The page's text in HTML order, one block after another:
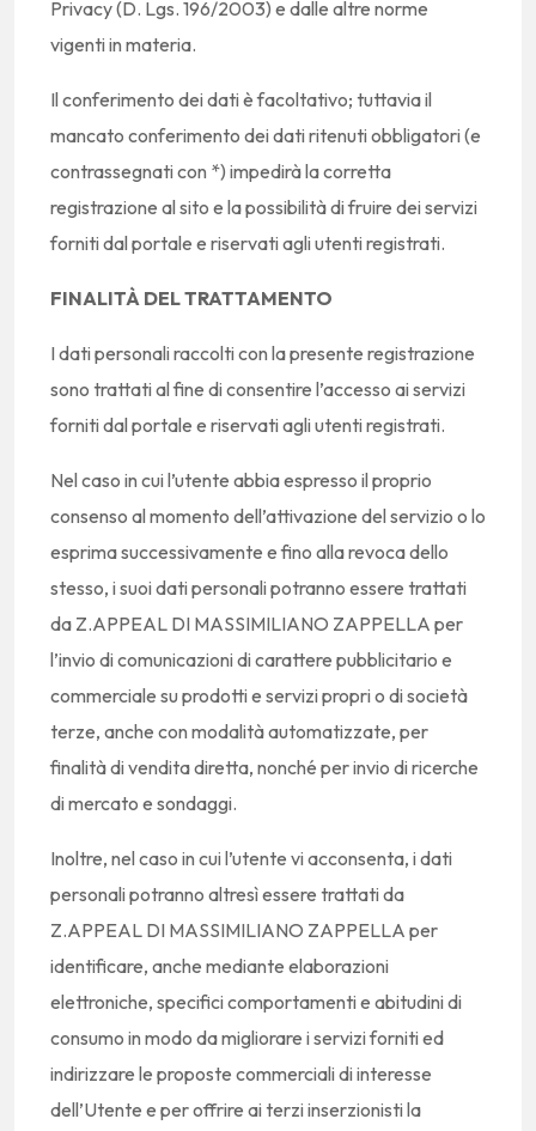
Privacy (D. Lgs. 196/2003) e dalle altre norme
vigenti in materia.
Il conferimento dei dati è facoltativo; tuttavia il
mancato conferimento dei dati ritenuti obbligatori (e
contrassegnati con *) impedirà la corretta
registrazione al sito e la possibilità di fruire dei servizi
forniti dal portale e riservati agli utenti registrati.
FINALITÀ DEL TRATTAMENTO
I dati personali raccolti con la presente registrazione
sono trattati al fine di consentire l’accesso ai servizi
forniti dal portale e riservati agli utenti registrati.
Nel caso in cui l’utente abbia espresso il proprio
consenso al momento dell’attivazione del servizio o lo
esprima successivamente e fino alla revoca dello
stesso, i suoi dati personali potranno essere trattati
da Z.APPEAL DI MASSIMILIANO ZAPPELLA per
l’invio di comunicazioni di carattere pubblicitario e
commerciale su prodotti e servizi propri o di società
terze, anche con modalità automatizzate, per
finalità di vendita diretta, nonché per invio di ricerche
di mercato e sondaggi.
Inoltre, nel caso in cui l’utente vi acconsenta, i dati
personali potranno altresì essere trattati da
Z.APPEAL DI MASSIMILIANO ZAPPELLA per
identificare, anche mediante elaborazioni
elettroniche, specifici comportamenti e abitudini di
consumo in modo da migliorare i servizi forniti ed
indirizzare le proposte commerciali di interesse
dell’Utente e per offrire ai terzi inserzionisti la